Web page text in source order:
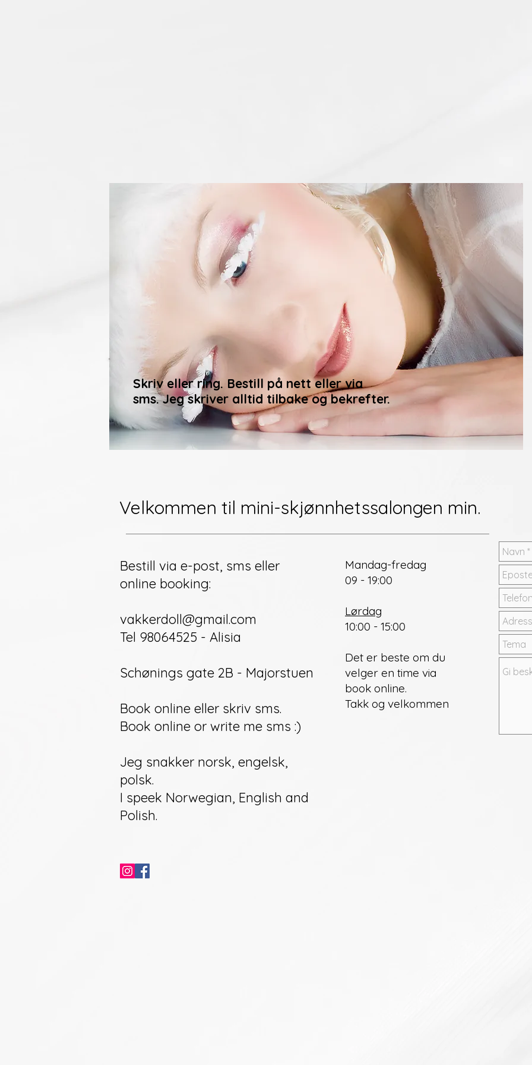
Skriv eller ring. Bestill på nett eller via
sms. Jeg skriver alltid tilbake og bekrefter.
Velkommen til mini-skjønnhetssalongen min.
Bestill via e-post, sms eller
online booking:
vakkerdoll@gmail.com
Tel 98064525 - Alisia
Schønings gate 2B - Majorstuen
Book online eller skriv sms.
Book online or write me sms :)
Jeg snakker norsk, engelsk,
polsk.
I speek Norwegian, English and
Polish.
Mandag-fredag
09 - 19:00
Lørdag
10:00 - 15:00
Det er beste om du
velger en time via
book online.
Takk og velkommen